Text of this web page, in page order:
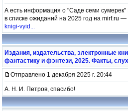
А есть информация о "Саде семи
в списке ожиданий на 2025 год на mirf.ru —
knigi-vyid...
Издания, издательства, электронные
фантастику и фэнтези, 2025. Факты,
Отправлено 1 декабря 2025 г. 20:44
А. Н. И. Петров, спасибо!